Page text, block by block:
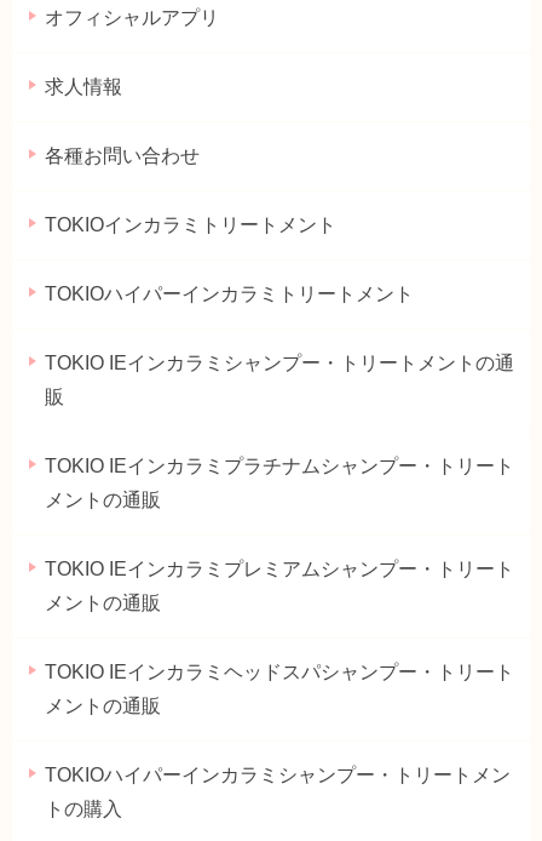
オフィシャルアプリ
求人情報
各種お問い合わせ
TOKIOインカラミトリートメント
TOKIOハイパーインカラミトリートメント
TOKIO IEインカラミシャンプー・トリートメントの通
販
TOKIO IEインカラミプラチナムシャンプー・トリート
メントの通販
TOKIO IEインカラミプレミアムシャンプー・トリート
メントの通販
TOKIO IEインカラミヘッドスパシャンプー・トリート
メントの通販
TOKIOハイパーインカラミシャンプー・トリートメン
トの購入